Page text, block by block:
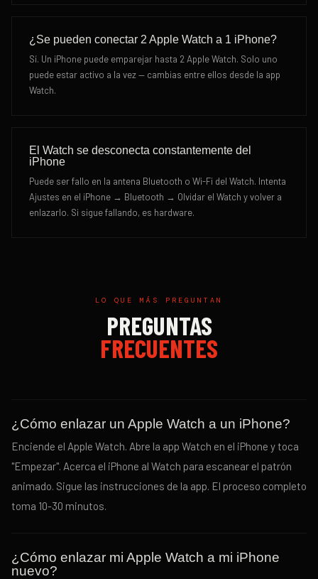
¿Se pueden conectar 2 Apple Watch a 1 iPhone?
Sí. Un iPhone puede emparejar hasta 2 Apple Watch. Solo uno
puede estar activo a la vez — cambias entre ellos desde la app
Watch.
El Watch se desconecta constantemente del
iPhone
Puede ser fallo en la antena Bluetooth o Wi-Fi del Watch. Intenta
Ajustes en el iPhone → Bluetooth → Olvidar el Watch y volver a
enlazarlo. Si sigue fallando, es hardware.
LO QUE MÁS PREGUNTAN
PREGUNTAS
FRECUENTES
¿Cómo enlazar un Apple Watch a un iPhone?
Enciende el Apple Watch. Abre la app Watch en el iPhone y toca
"Empezar". Acerca el iPhone al Watch para escanear el patrón
animado. Sigue las instrucciones de la app. El proceso completo
toma 10-30 minutos.
¿Cómo enlazar mi Apple Watch a mi iPhone
nuevo?